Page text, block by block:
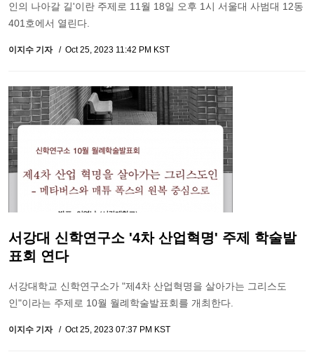
인의 나아갈 길'이란 주제로 11월 18일 오후 1시 서울대 사범대 12동
401호에서 열린다.
이지수 기자 Oct 25, 2023 11:42 PM KST
서강대 신학연구소 '4차 산업혁명' 주제 학술발
표회 연다
서강대학교 신학연구소가 "제4차 산업혁명을 살아가는 그리스도
인"이라는 주제로 10월 월례학술발표회를 개최한다.
이지수 기자 Oct 25, 2023 07:37 PM KST